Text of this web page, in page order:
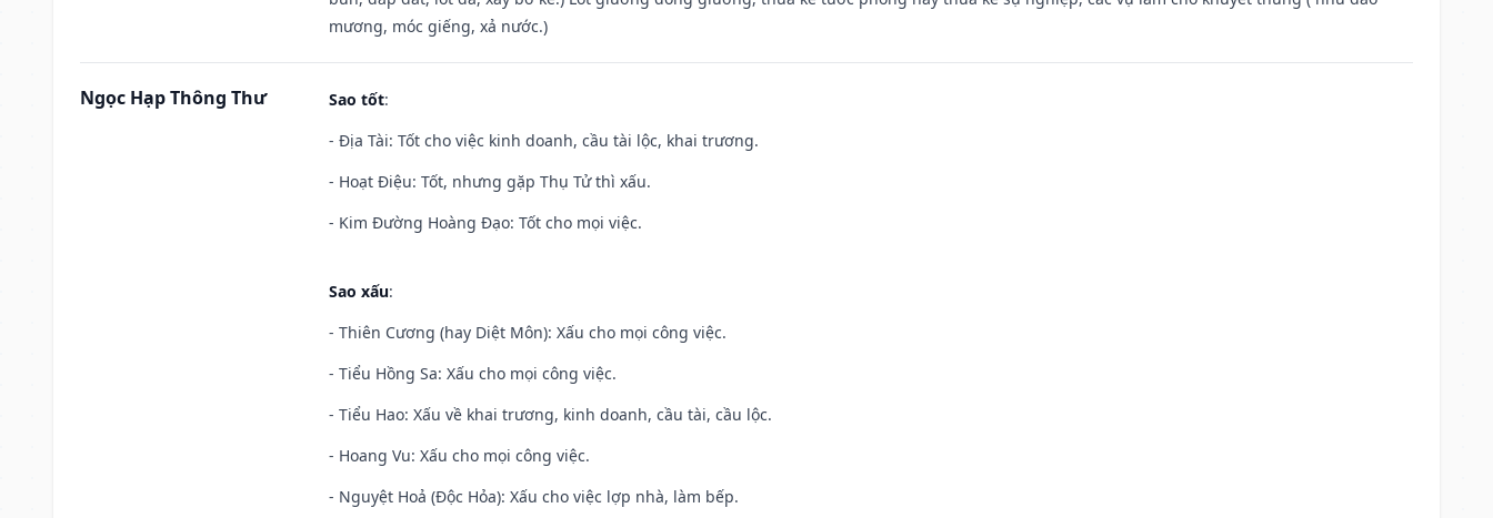
mương, móc giếng, xả nước.)
Ngọc Hạp Thông Thư Sao tốt:
- Địa Tài: Tốt cho việc kinh doanh, cầu tài lộc, khai trương.
- Hoạt Điệu: Tốt, nhưng gặp Thụ Tử thì xấu.
- Kim Đường Hoàng Đạo: Tốt cho mọi việc.
Sao xấu:
- Thiên Cương (hay Diệt Môn): Xấu cho mọi công việc.
- Tiểu Hồng Sa: Xấu cho mọi công việc.
- Tiểu Hao: Xấu về khai trương, kinh doanh, cầu tài, cầu lộc.
- Hoang Vu: Xấu cho mọi công việc.
- Nguyệt Hoả (Độc Hỏa): Xấu cho việc lợp nhà, làm bếp.